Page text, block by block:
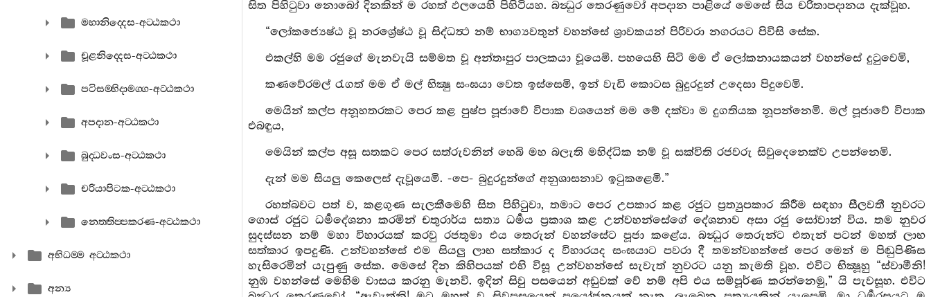
මහානිද‍්දෙස-අට‍්ඨකථා
චූළනිද‍්දෙස-අට‍්ඨකථා
පටිසම‍්භිදාමග‍්ග-අට‍්ඨකථා
අපදාන-අට‍්ඨකථා
බුද‍්ධවංස-අට‍්ඨකථා
චරියාපිටක-අට‍්ඨකථා
නෙත‍්තිප‍්පකරණ-අට‍්ඨකථා
අභිධම‍්ම අට‍්ඨකථා
අන්‍ය
සිත පිහිටුවා නොබෝ දිනකින් ම රහත් ඵලයෙහි පිහිටියහ. බන්‍ධුර තෙරණුවෝ අපදාන පාළියේ මෙසේ සිය චරිතාපදානය දැක්වූහ.
“ලෝකජ්‍යෙෂ්ඨ වූ නරශ්‍රේෂ්ඨ වූ සිද්ධත්‍ථ නම් භාග්‍යවතුන් වහන්සේ ශ්‍රාවකයන් පිරිවරා නගරයට පිවිසි සේක.
එකල්හි මම රජුගේ මැනවැයි සම්මත වූ අන්තඃපුර පාලකයා වූයෙමි. පහයෙහි සිටි මම ඒ ලෝකනායකයන් වහන්සේ දුටුවෙමි,
කණවේරමල් රැගත් මම ඒ මල් භික්‍ෂු සංඝයා වෙත ඉස්සෙමි, ඉන් වැඩි කොටස බුදුරදුන් උදෙසා පිදුවෙමි.
මෙයින් කල්ප අනූහතරකට පෙර කළ පුෂ්ප පූජාවේ විපාක වශයෙන් මම මේ දක්වා ම දුගතියක නූපන්නෙමි. මල් පූජාවේ විපාක
එබඳුය,
මෙයින් කල්ප අසූ සතකට පෙර සත්රුවනින් හෙබි මහ බලැති මහිද්ධික නම් වූ සක්විති රජවරු සිවුදෙනෙක්ව උපන්නෙමි.
දැන් මම සියලු කෙලෙස් දැවූයෙමි. -පෙ- බුදුරදුන්ගේ අනුශාසනාව ඉටුකළෙමි.”
රහත්බවට පත් ව, කළගුණ සැලකීමෙහි සිත පිහිටුවා, තමාට පෙර උපකාර කළ රජුට ප්‍රත්‍යුපකාර කිරීම සඳහා සීලවතී නුවරට
ගොස් රජුට ධර්‍මදේශනා කරමින් චතුරාර්ය සත්‍ය ධර්‍මය ප්‍රකාශ කළ උන්වහන්සේගේ දේශනාව අසා රජු සෝවාන් විය. තම නුවර
සුදස්සන නම් මහා විහාරයක් කරවු රජතුමා එය තෙරුන් වහන්සේට පූජා කළේය. බන්‍ධුර තෙරුන්ට එතැන් පටන් මහත් ලාභ
සත්කාර ඉපදුණි. උන්වහන්සේ එම සියලු ලාභ සත්කාර ද විහාරයද සංඝයාට පවරා දී තමන්වහන්සේ පෙර මෙන් ම පිඬුපිණිස
හැසිරෙමින් යැපුණු සේක. මෙසේ දින කිහිපයක් එහි විසූ උන්වහන්සේ සැවැත් නුවරට යනු කැමති වූහ. එවිට භික්‍ෂූහු “ස්වාමීනි!
නුඹ වහන්සේ මෙහිම වාසය කරනු මැනවි. ඉදින් සිවු පසයෙන් අඩුවක් වේ නම් අපි එය සම්පූර්ණ කරන්නෙමු,” යි පැවසූහ. එවිට